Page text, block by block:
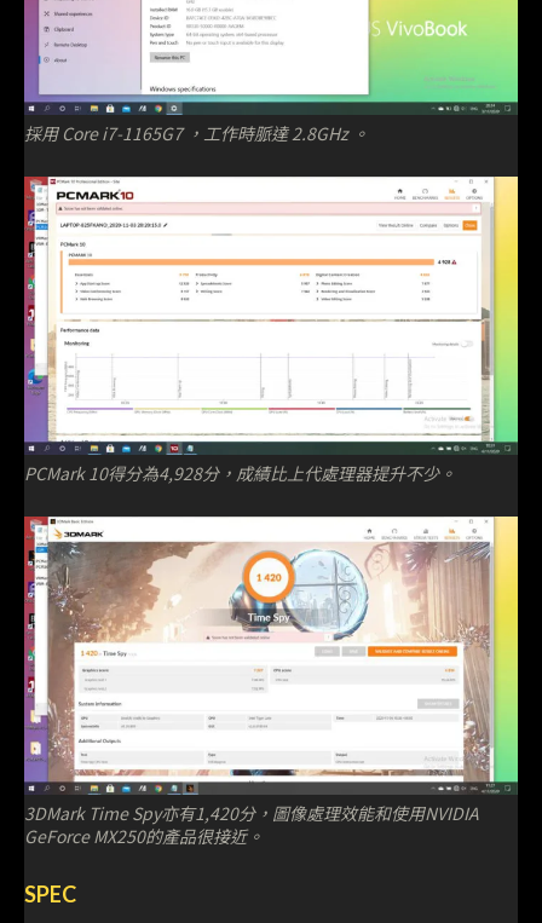
採用 Core i7-1165G7 ，工作時脈達 2.8GHz 。
PCMark 10得分為4,928分，成績比上代處理器提升不少。
3DMark Time Spy亦有1,420分，圖像處理效能和使用NVIDIA
GeForce MX250的產品很接近。
SPEC